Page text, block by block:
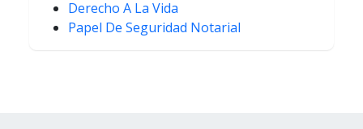
Derecho A La Vida
Papel De Seguridad Notarial